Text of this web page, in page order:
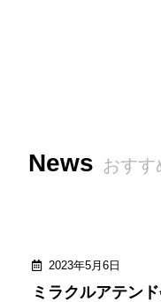
News おすす
2023年5月6日
ミラクルアテン